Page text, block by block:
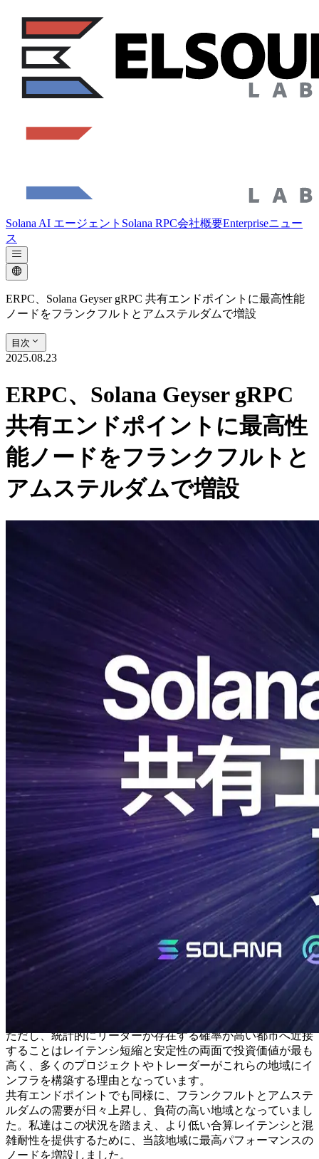
Solana AI エージェント Solana RPC会社概要Enterpriseニュー
ス
ERPC、Solana Geyser gRPC 共有エンドポイントに最高性能
ノードをフランクフルトとアムステルダムで増設
目次
2025.08.23
ERPC、Solana Geyser gRPC
共有エンドポイントに最高性
能ノードをフランクフルトと
アムステルダムで増設
ELSOUL LABO B.V.（本社：オランダ・アムステルダム、代
表取締役CEO：川崎文武）とValidators DAOは、Solana
Geyser gRPCの共有エンドポイントについて、フランクフル
トおよびアムステルダムに最高性能のノードを追加しまし
た。
需要が最も集中する二大都市に処理余力を厚く配し、ピーク
タイムでも安定した低レイテンシと高スループットを維持し
やすい構成へと強化しています。価格、仕様、レート制限、
認証方式に変更はありません。
いつも多大なるご支援をいただき、誠にありがとうございま
す。
背景と狙い
Solana ネットワークデータ:
Validators Solutions
現在、Solanaのバリデータはフランクフルトとアムステルダ
ムに突出して集積しており、この二つの都市が明確なトップ
となっています。
Solanaはリーダーバリデータがスケジュールで瞬時に交代
し、地理的にもグローバルに移り変わるため、すべての受信
や送信を一箇所から最適化することは構造的に不可能です。
ただし、統計的にリーダーが存在する確率が高い都市へ近接
することはレイテンシ短縮と安定性の両面で投資価値が最も
高く、多くのプロジェクトやトレーダーがこれらの地域にイ
ンフラを構築する理由となっています。
共有エンドポイントでも同様に、フランクフルトとアムステ
ルダムの需要が日々上昇し、負荷の高い地域となっていまし
た。私達はこの状況を踏まえ、より低い合算レイテンシと混
雑耐性を提供するために、当該地域に最高パフォーマンスの
ノードを増設しました。